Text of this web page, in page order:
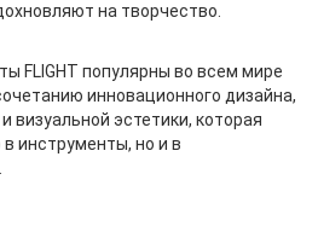
на творчество.
FLIGHT популярны во всем мире
инновационного дизайна,
визуальной эстетики, которая
инструменты, но и в